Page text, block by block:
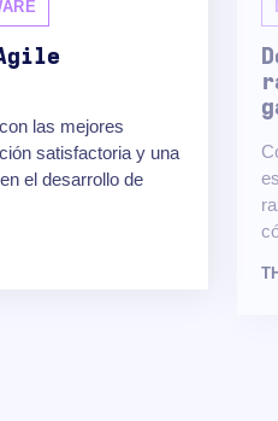
las mejores
satisfactoria y una
el desarrollo de